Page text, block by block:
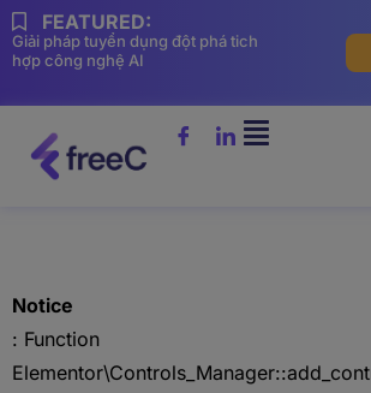
FEATURED:
Giải pháp tuyển dụng đột phá tich
hợp công nghệ AI
Notice
: Function